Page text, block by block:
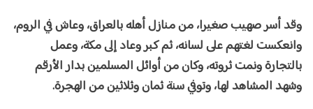
وقد أسر صهيب صغيرا، من منازل أهله بالعراق، وعاش في الروم،
وانعكست لغتهم على لسانه، ثم كبر وعاد إلى مكة، وعمل
بالتجارة ونمت ثروته، وكان من أوائل المسلمين بدار الأرقم
وشهد المشاهد لها، وتوفي سنة ثمان وثلاثين من الهجرة.